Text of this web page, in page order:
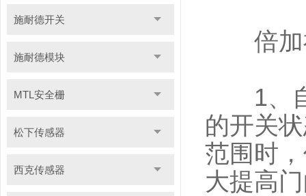
施耐德开关
施耐德模块
MTL安全栅
松下传感器
西克传感器
倍加福
1、自
的开关
范围时
大提高